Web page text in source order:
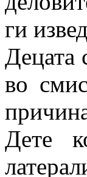
ги
Децата
во
Дете